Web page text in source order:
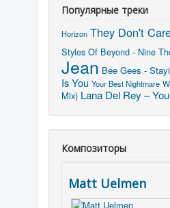
Популярные треки
Horizon They Don't
Styles Of Beyond - Nine
Jean Bee Gees -
Is You Your Best Nightmare
Mix) Lana Del Rey –
Композиторы
Matt Uelmen